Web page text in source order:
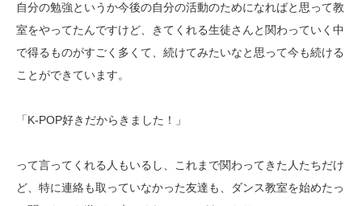
自分の勉強というか今後の自分の活動のためになればと思って教
室をやってたんですけど、きてくれる生徒さんと関わっていく中
で得るものがすごく多くて、続けてみたいなと思って今も続ける
ことができています。
「K-POP好きだからきました！」
って言ってくれる人もいるし、これまで関わってきた人たちだけ
ど、特に連絡も取っていなかった友達も、ダンス教室を始めたっ